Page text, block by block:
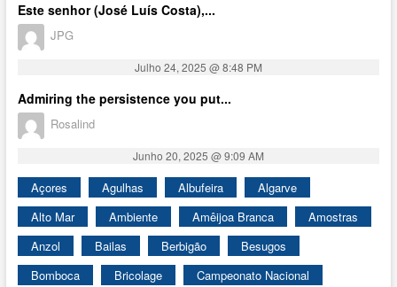
Este senhor (José Luís Costa),...
JPG
Julho 24, 2025 @ 8:48 PM
Admiring the persistence you put...
Rosalind
Junho 20, 2025 @ 9:09 AM
Açores Agulhas Albufeira
Algarve
Alto Mar
Ambiente Amêijoa Branca
Amostras
Anzol
Bailas Berbigão
Besugos
Bomboca
Bricolage
Campeonato Nacional